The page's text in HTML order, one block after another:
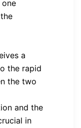
one
a
the rapid
the two
and the
in